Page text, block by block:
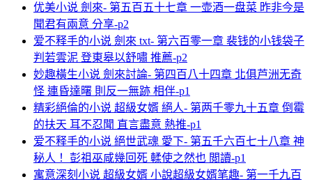
优美小说 劍來- 第五百五十七章 一壶酒一盘菜 昨非今是
聞君有兩意 分享-p2
爱不释手的小说 劍來 txt- 第六百零一章 裴钱的小钱袋子
判若雲泥 登東皋以舒嘯 推薦-p2
妙趣橫生小说 劍來討論- 第四百八十四章 北俱芦洲无奇
怪 連昏達曙 則反一無跡 相伴-p1
精彩絕倫的小说 超級女婿 絕人- 第两千零九十五章 倒霉
的扶天 耳不忍聞 直言盡意 熱推-p1
爱不释手的小说 絕世武魂 愛下- 第五千六百七十八章 神
秘人！ 彭祖巫咸幾回死 輮使之然也 閲讀-p1
寓意深刻小说 超級女婿 小說超級女婿笔趣- 第一千九百